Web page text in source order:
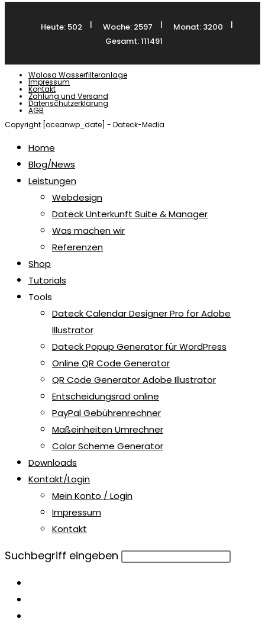
Heute: 502 | Woche: 2597 | Monat: 3200
|
Gesamt: 111491
Walosa Wasserfilteranlage
Impressum
Kontakt
Zahlung und Versand
Datenschutzerklärung
AGB
Copyright [oceanwp_date] - Dateck-Media
Home
Blog/News
Leistungen
Webdesign
Dateck Unterkunft Suite & Manager
Was machen wir
Referenzen
Shop
Tutorials
Tools
Dateck Calendar Designer Pro for Adobe
Illustrator
Dateck Popup Generator für WordPress
Online QR Code Generator
QR Code Generator Adobe Illustrator
Entscheidungsrad online
PayPal Gebührenrechner
Maßeinheiten Umrechner
Color Scheme Generator
Downloads
Kontakt/Login
Mein Konto / Login
Impressum
Kontakt
Diese
durchsuchen
Suchbegriff eingeben